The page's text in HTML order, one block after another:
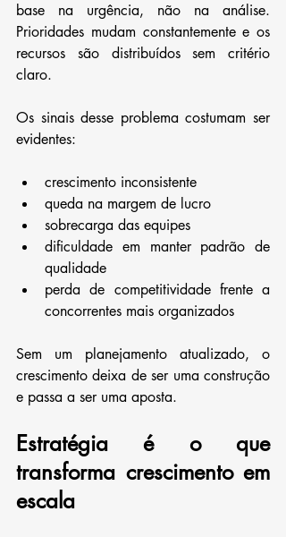
base na urgência, não na análise.
Prioridades mudam constantemente e os
recursos são distribuídos sem critério
claro.
Os sinais desse problema costumam ser
evidentes:
crescimento inconsistente
queda na margem de lucro
sobrecarga das equipes
dificuldade em manter padrão de
qualidade
perda de competitividade frente a
concorrentes mais organizados
Sem um planejamento atualizado, o
crescimento deixa de ser uma construção
e passa a ser uma aposta.
Estratégia é o que
transforma crescimento em
escala